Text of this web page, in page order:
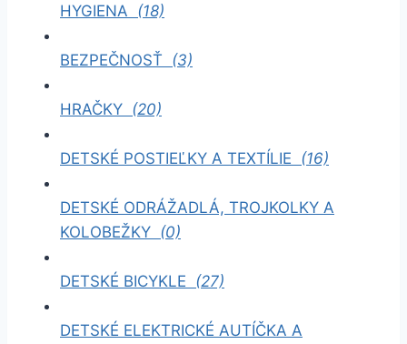
HYGIENA (18)
BEZPEČNOSŤ (3)
HRAČKY (20)
DETSKÉ POSTIEĽKY A TEXTÍLIE (16)
DETSKÉ ODRÁŽADLÁ, TROJKOLKY A
KOLOBEŽKY (0)
DETSKÉ BICYKLE (27)
DETSKÉ ELEKTRICKÉ AUTÍČKA A